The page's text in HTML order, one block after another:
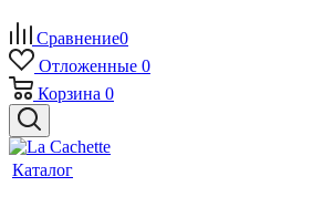
Сравнение0
Отложенные 0
Корзина 0
Каталог